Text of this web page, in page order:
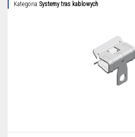
Kategoria:Systemy tras kablowych